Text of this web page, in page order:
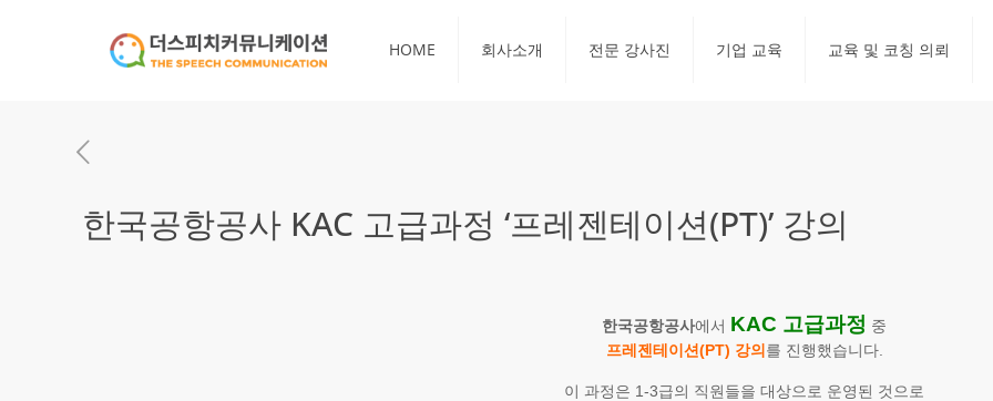
HOME 회사소개 전문 강사진 기업 교육 교육 및 코칭 의뢰
한국공항공사 KAC 고급과정 ‘프레젠테이션(PT)’ 강의
한국공항공사에서 KAC 고급과정 중
프레젠테이션(PT) 강의 를 진행했습니다.
이 과정은 1-3급의 직원들을 대상으로 운영된 것으로